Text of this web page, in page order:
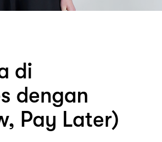
di
dengan
Pay Later)